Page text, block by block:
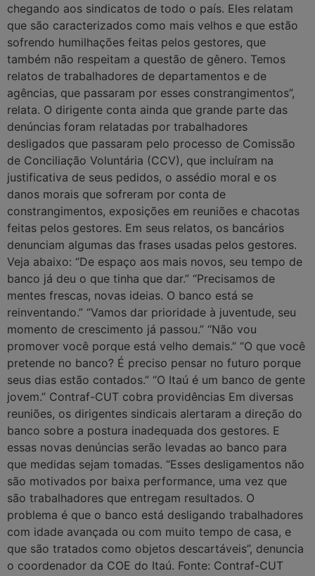
chegando aos sindicatos de todo o país. Eles relatam
que são caracterizados como mais velhos e que estão
sofrendo humilhações feitas pelos gestores, que
também não respeitam a questão de gênero. Temos
relatos de trabalhadores de departamentos e de
agências, que passaram por esses constrangimentos”,
relata. O dirigente conta ainda que grande parte das
denúncias foram relatadas por trabalhadores
desligados que passaram pelo processo de Comissão
de Conciliação Voluntária (CCV), que incluíram na
justificativa de seus pedidos, o assédio moral e os
danos morais que sofreram por conta de
constrangimentos, exposições em reuniões e chacotas
feitas pelos gestores. Em seus relatos, os bancários
denunciam algumas das frases usadas pelos gestores.
Veja abaixo: “De espaço aos mais novos, seu tempo de
banco já deu o que tinha que dar.” “Precisamos de
mentes frescas, novas ideias. O banco está se
reinventando.” “Vamos dar prioridade à juventude, seu
momento de crescimento já passou.” “Não vou
promover você porque está velho demais.” “O que você
pretende no banco? É preciso pensar no futuro porque
seus dias estão contados.” “O Itaú é um banco de gente
jovem.” Contraf-CUT cobra providências Em diversas
reuniões, os dirigentes sindicais alertaram a direção do
banco sobre a postura inadequada dos gestores. E
essas novas denúncias serão levadas ao banco para
que medidas sejam tomadas. “Esses desligamentos não
são motivados por baixa performance, uma vez que
são trabalhadores que entregam resultados. O
problema é que o banco está desligando trabalhadores
com idade avançada ou com muito tempo de casa, e
que são tratados como objetos descartáveis”, denuncia
o coordenador da COE do Itaú. Fonte: Contraf-CUT